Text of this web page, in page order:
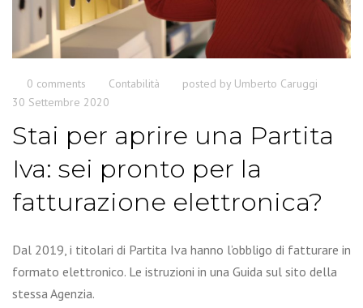
0 comments Contabilità posted by Umberto Caruggi
30 Settembre 2020
Stai per aprire una Partita
Iva: sei pronto per la
fatturazione elettronica?
Dal 2019, i titolari di Partita Iva hanno l’obbligo di fatturare in
formato elettronico. Le istruzioni in una Guida sul sito della
stessa Agenzia.